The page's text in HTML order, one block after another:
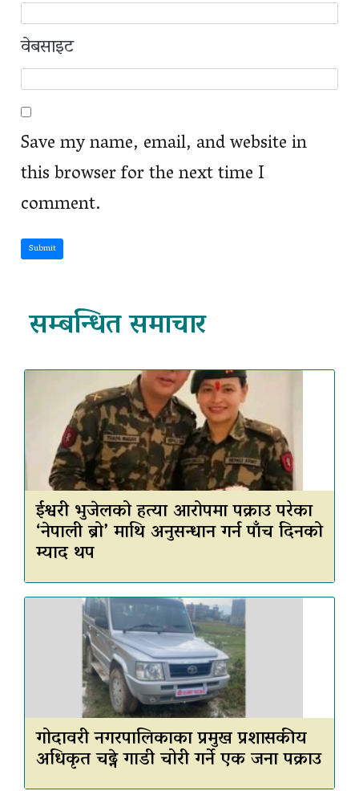
वेबसाइट
Save my name, email, and website in
this browser for the next time I
comment.
Submit
सम्बन्धित समाचार
ईश्वरी भुजेलको हत्या आरोपमा पक्राउ परेका
‘नेपाली ब्रो’ माथि अनुसन्धान गर्न पाँच दिनको
म्याद थप
गोदावरी नगरपालिकाका प्रमुख प्रशासकीय
अधिकृत चढ्ने गाडी चोरी गर्ने एक जना पक्राउ